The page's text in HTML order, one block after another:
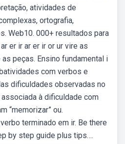
atividades de
ortografia,
Web10. 000+ resultados para
er ir ar er ir or ur vire as
peças. Ensino fundamental i
com verbos e
dificuldades observadas no
à dificuldade com
“memorizar” ou.
terminado em ir. Be there
by step guide plus tips….